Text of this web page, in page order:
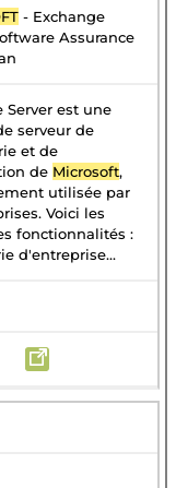
- Exchange
Assurance
Server est une
serveur de
et de
de Microsoft,
utilisée par
Voici les
fonctionnalités :
d'entreprise...